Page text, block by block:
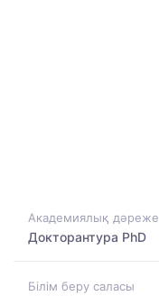
Академиялық дәреже
Докторантура PhD
Білім беру саласы